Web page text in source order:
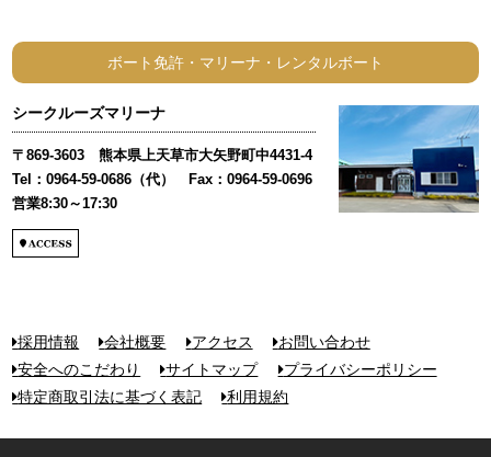
ボート免許・マリーナ・レンタルボート
シークルーズマリーナ
〒869-3603 熊本県上天草市大矢野町中4431-4
Tel：0964-59-0686（代） Fax：0964-59-0696
営業8:30～17:30
採用情報 会社概要 アクセス
お問い合わせ
安全へのこだわり
サイトマップ
プライバシーポリシー
特定商取引法に基づく表記
利用規約